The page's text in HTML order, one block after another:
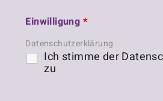
Einwilligung *
Ich stimme der
zu
Datenschutzerklärung